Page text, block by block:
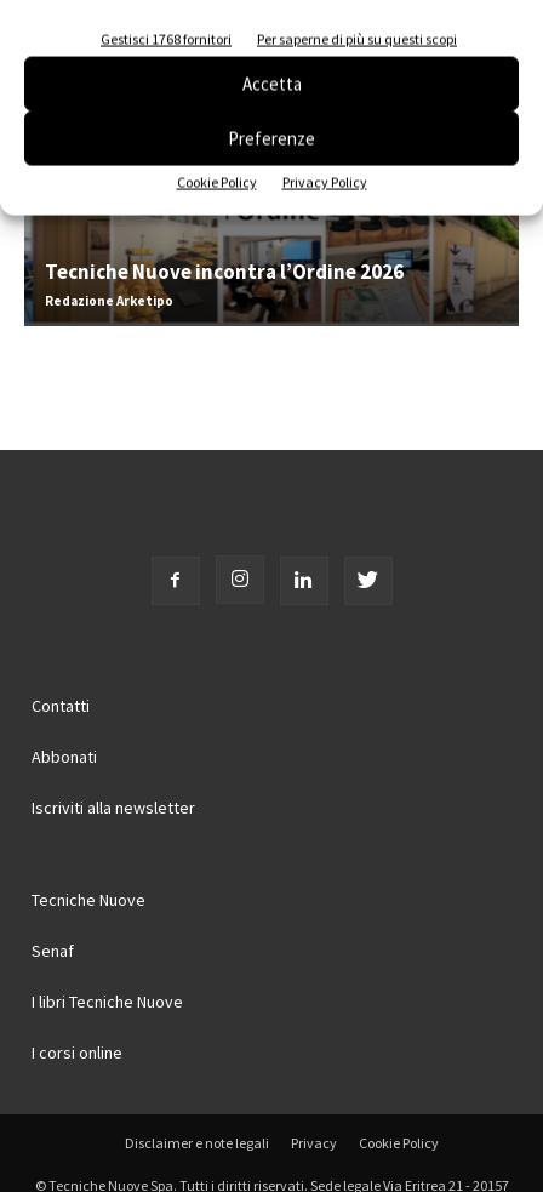
Gestisci 1768 fornitori Per saperne di più su questi scopi
Accetta
Preferenze
Cookie Policy Privacy Policy
Tecniche Nuove incontra l’Ordine 2026
Redazione Arketipo
Contatti
Abbonati
Iscriviti alla newsletter
Tecniche Nuove
Senaf
I libri Tecniche Nuove
I corsi online
Disclaimer e note legali Privacy Cookie Policy
© Tecniche Nuove Spa. Tutti i diritti riservati. Sede legale Via Eritrea 21 - 20157